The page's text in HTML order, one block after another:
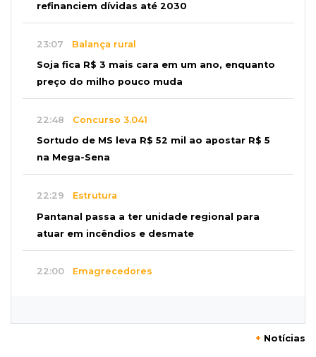
refinanciem dívidas até 2030
23:07 Balança rural
Soja fica R$ 3 mais cara em um ano, enquanto
preço do milho pouco muda
22:48 Concurso 3.041
Sortudo de MS leva R$ 52 mil ao apostar R$ 5
na Mega-Sena
22:29 Estrutura
Pantanal passa a ter unidade regional para
atuar em incêndios e desmate
22:00 Emagrecedores
+ Notícias